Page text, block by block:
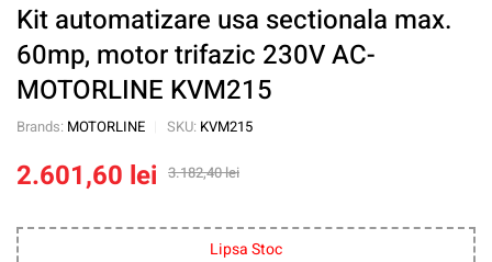
Kit automatizare usa sectionala max.
60mp, motor trifazic 230V AC-
MOTORLINE KVM215
Brands: MOTORLINE SKU: KVM215
3.182,40lei
2.601,60 lei
Lipsa Stoc